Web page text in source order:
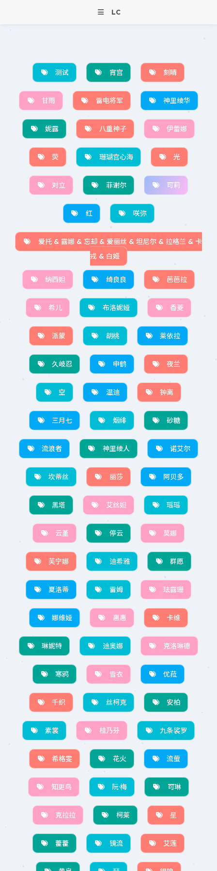
LC
测试 宵宫 刻晴
甘雨 雷电将军 神里绫华
妮露 八重神子 伊蕾娜
荧 珊瑚宫心海 光
对立 菲谢尔 可莉
红 咲弥
爱托 & 露娜 & 忘却 & 爱丽丝 & 坦尼尔 & 拉格兰 & 卡
戎 & 白姬
纳西妲 绮良良 芭芭拉
希儿 布洛妮娅 香菱
派蒙 胡桃 莱依拉
久岐忍 申鹤 夜兰
空 温迪 钟离
三月七 烟绯 砂糖
流浪者 神里绫人 诺艾尔
坎蒂丝 丽莎 阿贝多
黑塔 艾丝妲 瑶瑶
云堇 停云 莫娜
芙宁娜 迪希雅 群愿
夏洛蒂 雷姆 珐露珊
娜维娅 惠惠 卡维
琳妮特 迪奥娜 克洛琳德
寒鸦 雪衣 优菈
千织 丝柯克 安柏
素裳 桂乃芬 九条裟罗
希格雯 花火 流萤
知更鸟 阮·梅 可琳
克拉拉 柯莱 星
藿藿 镜流 艾莲